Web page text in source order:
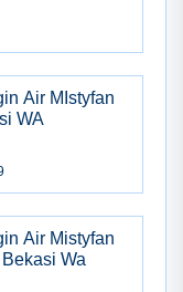
Air MIstyfan
WA
Air Mistyfan
Wa